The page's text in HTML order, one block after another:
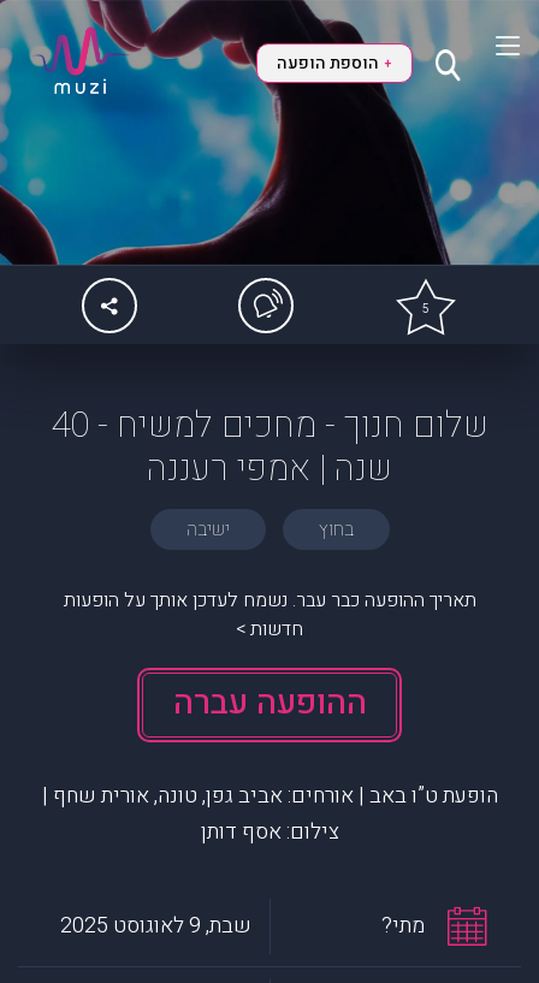
+ הוספת הופעה
5
שלום חנוך - מחכים למשיח - 40
שנה | אמפי רעננה
בחוץ ישיבה
תאריך ההופעה כבר עבר. נשמח לעדכן אותך על הופעות
חדשות >
ההופעה עברה
הופעת ט”ו באב | אורחים: אביב גפן, טונה, אורית שחף |
צילום: אסף דותן
מתי? שבת, 9 לאוגוסט 2025